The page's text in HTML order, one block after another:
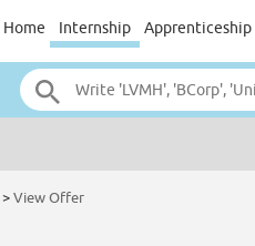
Home Internship Apprenticeship
>View Offer